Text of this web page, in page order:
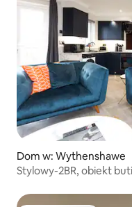
Dom w: Wythenshawe
Stylowy-2BR, obiekt